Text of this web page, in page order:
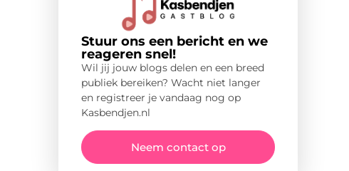
Stuur ons een bericht en we
reageren snel!
Wil jij jouw blogs delen en een breed
publiek bereiken? Wacht niet langer
en registreer je vandaag nog op
Kasbendjen.nl
Neem contact op